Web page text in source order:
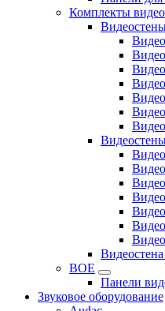
Комплекты
BOE
Панели
Звуковое оборудование